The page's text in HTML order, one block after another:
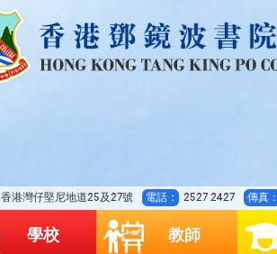
香港灣仔堅尼地道25及27號 電話： 2527 2427 傳真：
學校 教師